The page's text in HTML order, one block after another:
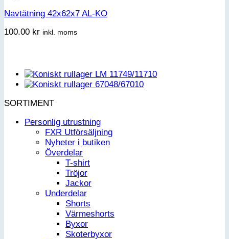
Navtätning 42x62x7 AL-KO
100.00 kr inkl. moms
SORTIMENT
Personlig utrustning
FXR Utförsäljning
Nyheter i butiken
Överdelar
T-shirt
Tröjor
Jackor
Underdelar
Shorts
Värmeshorts
Byxor
Skoterbyxor